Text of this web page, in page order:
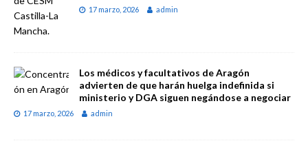
17 marzo, 2026 admin
Los médicos y facultativos de Aragón
advierten de que harán huelga indefinida si
ministerio y DGA siguen negándose a negociar
17 marzo, 2026 admin